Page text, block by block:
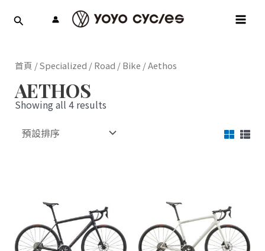
首頁 /Specialized /Road /Bike / Aethos
AETHOS
Showing all 4 results